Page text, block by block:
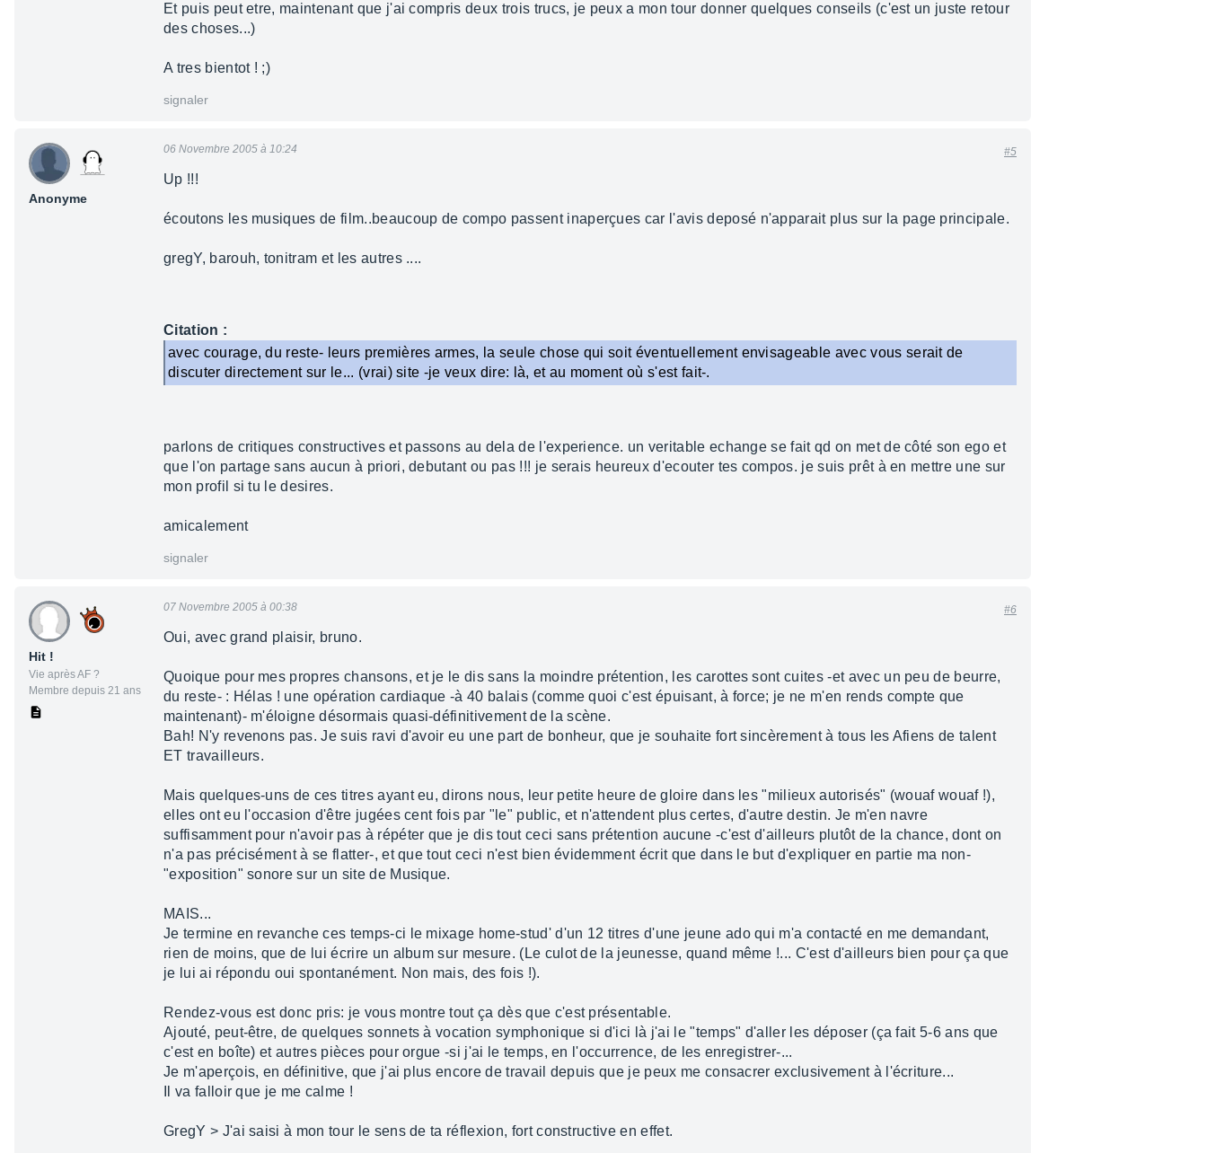
Et puis peut etre, maintenant que j'ai compris deux trois trucs, je peux a mon tour donner quelques conseils (c'est un juste retour
des choses...)
A tres bientot ! ;)
signaler
Anonyme
06 Novembre 2005 à 10:24 #5
Up !!!
écoutons les musiques de film..beaucoup de compo passent inaperçues car l'avis deposé n'apparait plus sur la page principale.
gregY, barouh, tonitram et les autres ....
Citation :
avec courage, du reste- leurs premières armes, la seule chose qui soit éventuellement envisageable avec vous serait de
discuter directement sur le... (vrai) site -je veux dire: là, et au moment où s'est fait-.
parlons de critiques constructives et passons au dela de l'experience. un veritable echange se fait qd on met de côté son ego et
que l'on partage sans aucun à priori, debutant ou pas !!! je serais heureux d'ecouter tes compos. je suis prêt à en mettre une sur
mon profil si tu le desires.
amicalement
signaler
Hit !
Vie après AF ?
Membre depuis 21 ans
07 Novembre 2005 à 00:38 #6
Oui, avec grand plaisir, bruno.
Quoique pour mes propres chansons, et je le dis sans la moindre prétention, les carottes sont cuites -et avec un peu de beurre,
du reste- : Hélas ! une opération cardiaque -à 40 balais (comme quoi c'est épuisant, à force; je ne m'en rends compte que
maintenant)- m'éloigne désormais quasi-définitivement de la scène.
Bah! N'y revenons pas. Je suis ravi d'avoir eu une part de bonheur, que je souhaite fort sincèrement à tous les Afiens de talent
ET travailleurs.
Mais quelques-uns de ces titres ayant eu, dirons nous, leur petite heure de gloire dans les "milieux autorisés" (wouaf wouaf !),
elles ont eu l'occasion d'être jugées cent fois par "le" public, et n'attendent plus certes, d'autre destin. Je m'en navre
suffisamment pour n'avoir pas à répéter que je dis tout ceci sans prétention aucune -c'est d'ailleurs plutôt de la chance, dont on
n'a pas précisément à se flatter-, et que tout ceci n'est bien évidemment écrit que dans le but d'expliquer en partie ma non-
"exposition" sonore sur un site de Musique.
MAIS...
Je termine en revanche ces temps-ci le mixage home-stud' d'un 12 titres d'une jeune ado qui m'a contacté en me demandant,
rien de moins, que de lui écrire un album sur mesure. (Le culot de la jeunesse, quand même !... C'est d'ailleurs bien pour ça que
je lui ai répondu oui spontanément. Non mais, des fois !).
Rendez-vous est donc pris: je vous montre tout ça dès que c'est présentable.
Ajouté, peut-être, de quelques sonnets à vocation symphonique si d'ici là j'ai le "temps" d'aller les déposer (ça fait 5-6 ans que
c'est en boîte) et autres pièces pour orgue -si j'ai le temps, en l'occurrence, de les enregistrer-...
Je m'aperçois, en définitive, que j'ai plus encore de travail depuis que je peux me consacrer exclusivement à l'écriture...
Il va falloir que je me calme !
GregY > J'ai saisi à mon tour le sens de ta réflexion, fort constructive en effet.